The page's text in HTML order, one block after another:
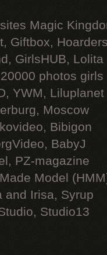
Magic
Giftbox,
GirlsHUB, Lolita
photos
YWM, Liluplanet
Moscow
Bibigon
BabyJ
PZ-magazine
Model
and Irisa, Syrup
Studio13